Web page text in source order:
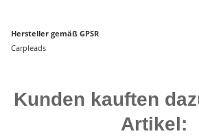
Hersteller gemäß GPSR
Carpleads
Kunden kauften
Artikel: